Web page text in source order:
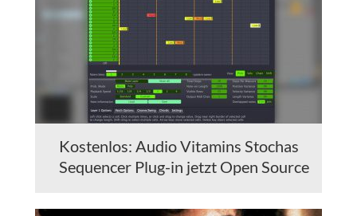
Kostenlos: Audio Vitamins Stochas
Sequencer Plug-in jetzt Open Source